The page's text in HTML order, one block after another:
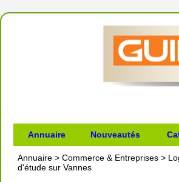
Annuaire Nouveautés
Annuaire > Commerce & Entreprises >
d'étude sur Vannes